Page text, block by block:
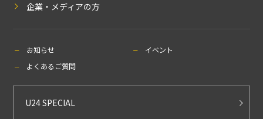
企業・メディアの方
お知らせ
イベント
よくあるご質問
U24 SPECIAL